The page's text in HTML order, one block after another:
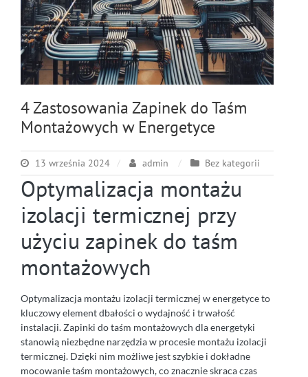
4 Zastosowania Zapinek do Taśm
Montażowych w Energetyce
13 września 2024 admin Bez kategorii
Optymalizacja montażu
izolacji termicznej przy
użyciu zapinek do taśm
montażowych
Optymalizacja montażu izolacji termicznej w energetyce to
kluczowy element dbałości o wydajność i trwałość
instalacji. Zapinki do taśm montażowych dla energetyki
stanowią niezbędne narzędzia w procesie montażu izolacji
termicznej. Dzięki nim możliwe jest szybkie i dokładne
mocowanie taśm montażowych, co znacznie skraca czas